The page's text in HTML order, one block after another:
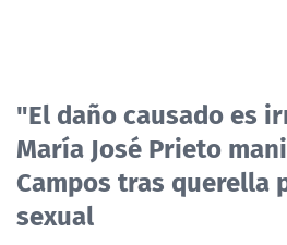
"El daño causado es
María José Prieto
Campos tras querella
sexual